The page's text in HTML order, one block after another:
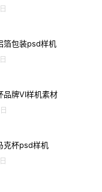
箔包装psd样机
品牌VI样机素材
克杯psd样机